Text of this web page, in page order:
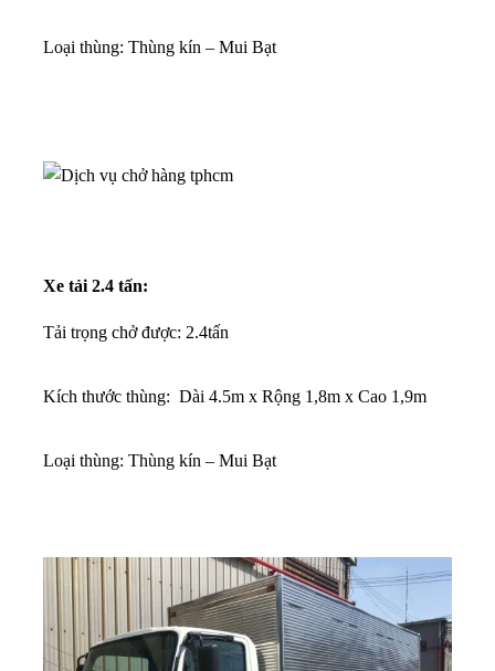
Loại thùng: Thùng kín – Mui Bạt
Xe tải 2.4 tấn:
Tải trọng chở được: 2.4tấn
Kích thước thùng: Dài 4.5m x Rộng 1,8m x Cao 1,9m
Loại thùng: Thùng kín – Mui Bạt